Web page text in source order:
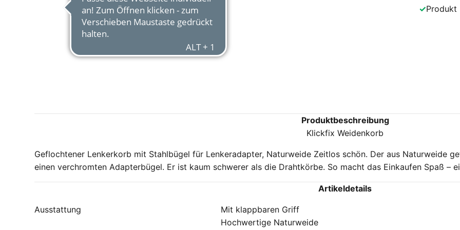
✓
Produktbeschreibung
Klickfix Weidenkorb
Geflochtener Lenkerkorb mit Stahlbügel für Lenkeradapter, Naturweide Zeitlos schön. Der aus Naturweide
einen verchromten Adapterbügel. Er ist kaum schwerer als die Drahtkörbe. So macht das Einkaufen Spaß –
Artikeldetails
Ausstattung
Mit klappbaren Griff
Hochwertige Naturweide